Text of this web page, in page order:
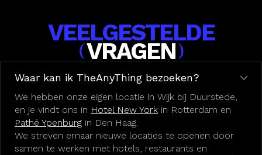
VEELGESTELDE
(VRAGEN)
Waar kan ik TheAnyThing bezoeken?
We hebben onze eigen locatie in Wijk bij Duurstede,
en je vindt ons in Hotel New York in Rotterdam en
Pathé Ypenburg in Den Haag.
We streven ernaar nieuwe locaties te openen door
samen te werken met hotels, restaurants en